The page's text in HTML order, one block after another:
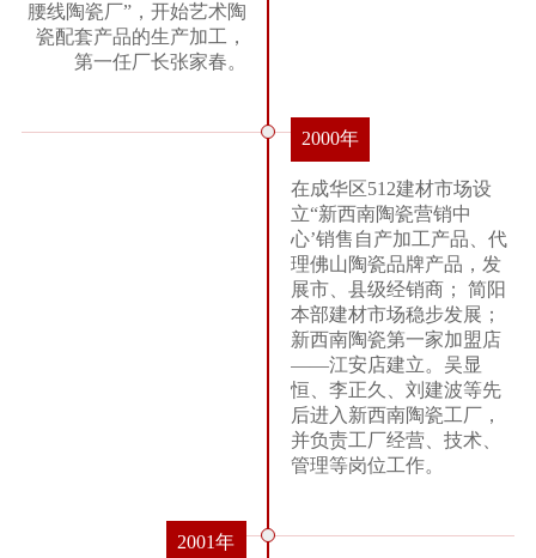
腰线陶瓷厂”，开始艺术陶
瓷配套产品的生产加工，
第一任厂长张家春。
2000年
在成华区512建材市场设
立“新西南陶瓷营销中
心’销售自产加工产品、代
理佛山陶瓷品牌产品，发
展市、县级经销商； 简阳
本部建材市场稳步发展；
新西南陶瓷第一家加盟店
——江安店建立。吴显
恒、李正久、刘建波等先
后进入新西南陶瓷工厂，
并负责工厂经营、技术、
管理等岗位工作。
2001年